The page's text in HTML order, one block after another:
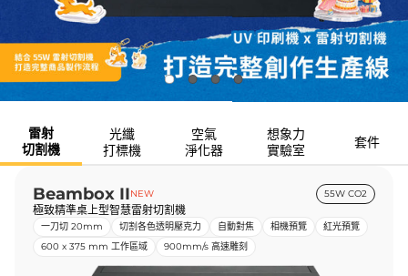
雷射
切割機
光纖
打標機
空氣
淨化器
想象力
實驗室
套件
Beambox IINEW 55W CO2
極致精準桌上型智慧雷射切割機
一刀切 20mm 切割各色透明壓克力 自動對焦 相機預覽
紅光預覽
600 x 375 mm 工作區域
900mm/s 高速雕刻